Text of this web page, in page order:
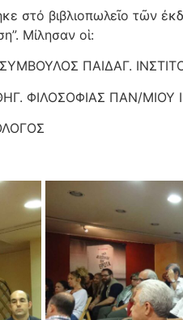
στό βιβλιοπωλεῖο τῶν
Μίλησαν οἱ:
ΠΑΙΔΑΓ.
ΦΙΛΟΣΟΦΙΑΣ ΠΑΝ/ΜΙΟΥ